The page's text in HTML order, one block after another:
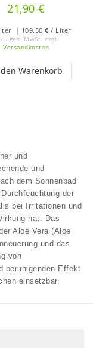
21,90 €
| 109,50 € / Liter
ges. MwSt. zzgl.
Versandkosten
Warenkorb
und
und
dem Sonnenbad
der
bei Irritationen und
hat. Das
Aloe Vera (Aloe
und das
von
beruhigenden Effekt
einsetzbar.